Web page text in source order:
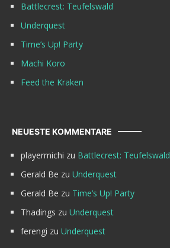
Battlecrest: Teufelswald
Underquest
Time’s Up! Party
Machi Koro
Feed the Kraken
NEUESTE KOMMENTARE
playermichi zu Battlecrest: Teufelswald
Gerald Be zu Underquest
Gerald Be zu Time’s Up! Party
Thadings zu Underquest
ferengi zu Underquest